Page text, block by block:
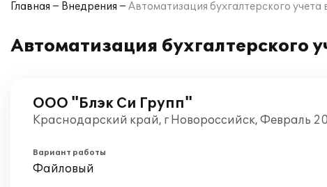
Главная Внедрения Автоматизация бухгалтерского
Автоматизация
ООО "Блэк Си Групп"
Краснодарский край, г Новороссийск, Февраль
Вариант работы
Файловый